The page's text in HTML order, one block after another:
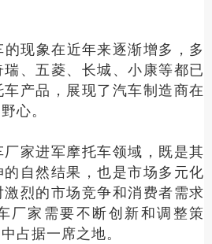
现象在近年来逐渐增多，多
、五菱、长城、小康等都已
产品，展现了汽车制造商在
心。
家进军摩托车领域，既是其
自然结果，也是市场多元化
烈的市场竞争和消费者需求
厂家需要不断创新和调整策
占据一席之地‌。